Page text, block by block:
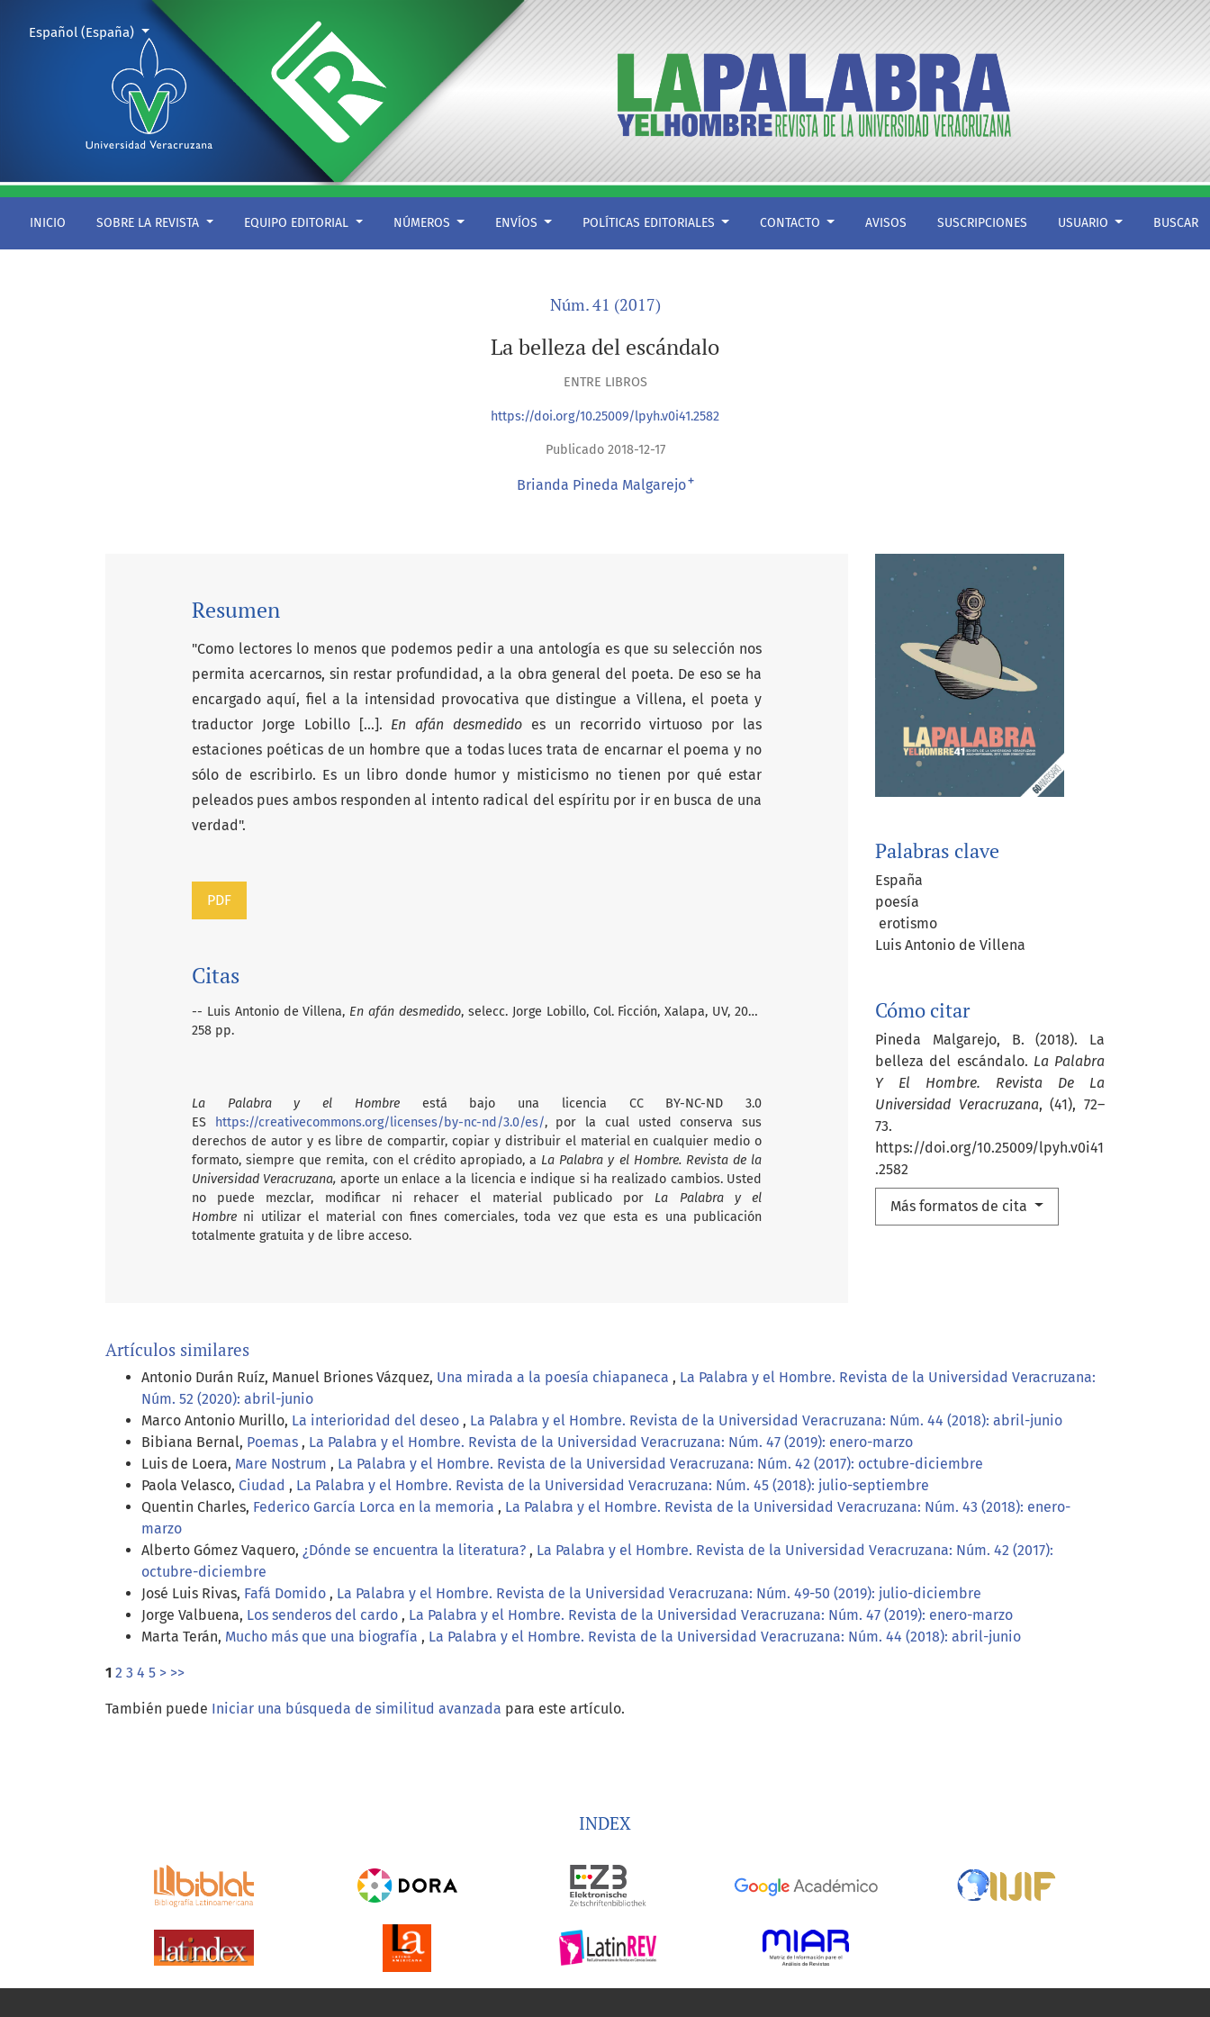
La belleza del escándalo
INICIO SOBRE LA REVISTA EQUIPO EDITORIAL NÚMEROS ENVÍOS POLÍTICAS EDITORIALES CONTACTO AVISOS SUSCRIPCIONES USUARIO BUSCAR
Cambiar el idioma. El actual es:
Español (España)
Núm. 41 (2017)
La belleza del escándalo
ENTRE LIBROS
https://doi.org/10.25009/lpyh.v0i41.2582
Publicado 2018-12-17
Brianda Pineda Malgarejo+
Palabras clave
España
poesía
erotismo
Luis Antonio de Villena
Cómo citar
Pineda Malgarejo, B. (2018). La
belleza del escándalo. La Palabra
Y El Hombre. Revista De La
Universidad Veracruzana, (41), 72–
73.
https://doi.org/10.25009/lpyh.v0i41
.2582
Más formatos de cita
Resumen
"Como lectores lo menos que podemos pedir a una antología es que su selección nos
permita acercarnos, sin restar profundidad, a la obra general del poeta. De eso se ha
encargado aquí, fiel a la intensidad provocativa que distingue a Villena, el poeta y
traductor Jorge Lobillo [...]. En afán desmedido es un recorrido virtuoso por las
estaciones poéticas de un hombre que a todas luces trata de encarnar el poema y no
sólo de escribirlo. Es un libro donde humor y misticismo no tienen por qué estar
peleados pues ambos responden al intento radical del espíritu por ir en busca de una
verdad".
PDF
Citas
-- Luis Antonio de Villena, En afán desmedido, selecc. Jorge Lobillo, Col. Ficción, Xalapa, UV, 2017,
258 pp.
La Palabra y el Hombreestá bajo una licencia CC BY-NC-ND 3.0
ES
https://creativecommons.org/licenses/by-nc-nd/3.0/es/, por la cual usted conserva sus
derechos de autor y es libre de compartir, copiar y distribuir el material en cualquier medio o
formato, siempre que remita, con el crédito apropiado, a La Palabra y el Hombre. Revista de la
Universidad Veracruzana, aporte un enlace a la licencia e indique si ha realizado cambios. Usted
no puede mezclar, modificar ni rehacer el material publicado por La Palabra y el
Hombre ni utilizar el material con fines comerciales, toda vez que esta es una publicación
totalmente gratuita y de libre acceso.
Artículos similares
Antonio Durán Ruíz, Manuel Briones Vázquez, Una mirada a la poesía chiapaneca , La Palabra y el Hombre. Revista de la Universidad Veracruzana:
Núm. 52 (2020): abril-junio
Marco Antonio Murillo, La interioridad del deseo , La Palabra y el Hombre. Revista de la Universidad Veracruzana: Núm. 44 (2018): abril-junio
Bibiana Bernal, Poemas , La Palabra y el Hombre. Revista de la Universidad Veracruzana: Núm. 47 (2019): enero-marzo
Luis de Loera, Mare Nostrum , La Palabra y el Hombre. Revista de la Universidad Veracruzana: Núm. 42 (2017): octubre-diciembre
Paola Velasco, Ciudad , La Palabra y el Hombre. Revista de la Universidad Veracruzana: Núm. 45 (2018): julio-septiembre
Quentin Charles, Federico García Lorca en la memoria , La Palabra y el Hombre. Revista de la Universidad Veracruzana: Núm. 43 (2018): enero-
marzo
Alberto Gómez Vaquero, ¿Dónde se encuentra la literatura? , La Palabra y el Hombre. Revista de la Universidad Veracruzana: Núm. 42 (2017):
octubre-diciembre
José Luis Rivas, Fafá Domido , La Palabra y el Hombre. Revista de la Universidad Veracruzana: Núm. 49-50 (2019): julio-diciembre
Jorge Valbuena, Los senderos del cardo , La Palabra y el Hombre. Revista de la Universidad Veracruzana: Núm. 47 (2019): enero-marzo
Marta Terán, Mucho más que una biografía , La Palabra y el Hombre. Revista de la Universidad Veracruzana: Núm. 44 (2018): abril-junio
1 2 3 4 5 > >>
También puede Iniciar una búsqueda de similitud avanzada para este artículo.
INDEX